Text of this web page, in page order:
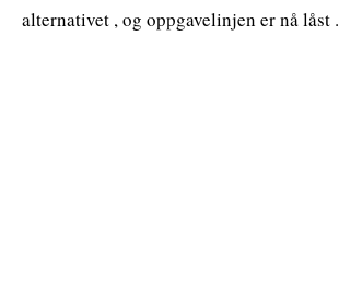
alternativet , og oppgavelinjen er nå låst .